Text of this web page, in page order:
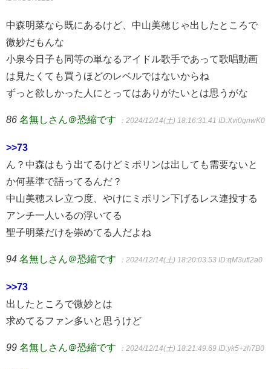
中森明菜なら既にあるけど、中山美穂じゃ出したところで
微妙だもんな
小泉今日子も同等の単なるアイドル歌手であって歌唱動画
は見たくても買うほどのレベルではないからね
ずっと欲しかった人にとってはありがたいとは思うがな
86 名無しさん＠恐縮です ：2024/12/14(土) 18:16:31.41 ID:Xvi0gnwK0
>>73
ん？中森はもう出てるけどミポリンは出しても需要ないと
か何基準で語ってるんだ？
中山美穂スレ立つ度、やけにミポリン下げるレス連投する
アンチ一人いるの浮いてる
聖子明菜だけを崇めてる人だよね
94 名無しさん＠恐縮です ：2024/12/14(土) 18:20:03.53 ID:qM3ufi2a0
>>73
出したところで微妙とは
求めてるファン多いと思うけど
99 名無しさん＠恐縮です ：2024/12/14(土) 18:21:49.69 ID:yk5+zh7B0